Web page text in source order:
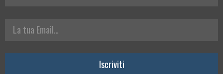
La tua Email